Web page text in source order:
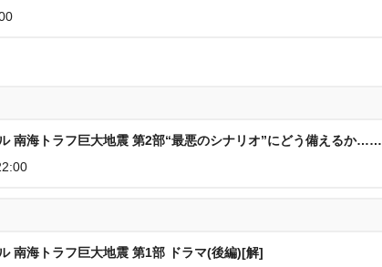
南海トラフ巨大地震 第2部“最悪のシナリオ”にどう備えるか……
南海トラフ巨大地震 第1部 ドラマ(後編)[解]